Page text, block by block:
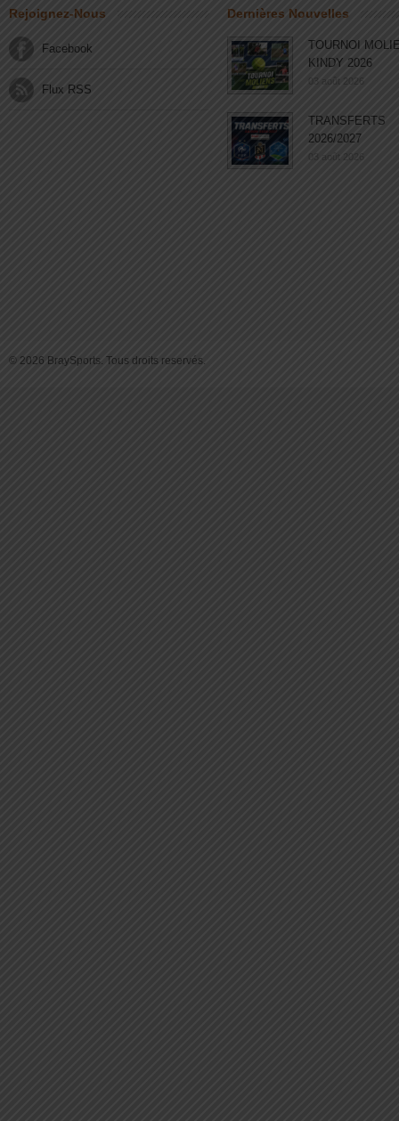
Rejoignez-Nous
Facebook
Flux RSS
Dernières Nouvelles
TOURNOI
KINDY 2026
03 août 2026
TRANSFERTS
2026/2027
03 août 2026
© 2026 BraySports. Tous droits reservés.